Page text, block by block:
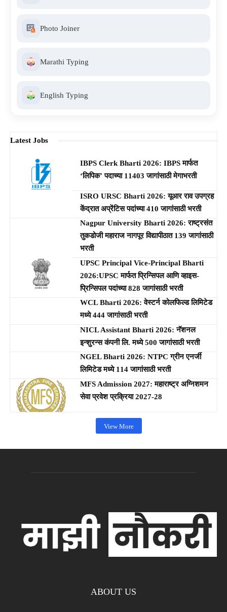
Photo Joiner
Marathi Typing
English Typing
Latest Jobs
IBPS Clerk Bharti 2026: IBPS मार्फत
‘लिपिक’ पदाच्या 11403 जागांसाठी मेगाभरती
ISRO URSC Bharti 2026: यूआर राव उपग्रह
केंद्रात अप्रेंटिस पदांच्या 410 जागांसाठी भरती
Nagpur University Bharti 2026: राष्ट्रसंत
तुकडोजी महाराज नागपूर विद्यापीठात 139 जागांसाठी
भरती
UPSC Principal Vice-Principal Bharti
2026:UPSC मार्फत प्रिन्सिपल आणि व्हाइस-
प्रिन्सिपल पदांच्या 828 जागांसाठी भरती
WCL Bharti 2026: वेस्टर्न कोलफिल्ड लिमिटेड
मध्ये 444 जागांसाठी भरती
NICL Assistant Bharti 2026: नॅशनल
इन्शुरन्स कंपनी लि. मध्ये 500 जागांसाठी भरती
NGEL Bharti 2026: NTPC ग्रीन एनर्जी
लिमिटेड मध्ये 114 जागांसाठी भरती
MFS Admission 2027: महाराष्ट्र अग्निशमन
सेवा प्रवेश प्रक्रिया 2027-28
View More
ABOUT US